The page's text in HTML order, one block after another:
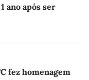
ano após ser
fez homenagem